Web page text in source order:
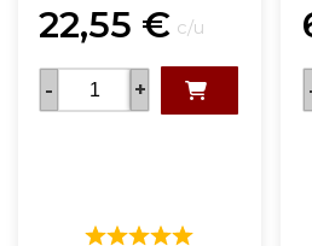
22,55 € c/u
- +